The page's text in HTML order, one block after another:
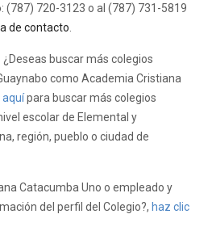
(787) 720-3123 o al (787) 731-5819
de contacto
¿Deseas buscar más colegios
como Academia Cristiana
aquípara buscar más colegios
escolar de Elemental y
región, pueblo o ciudad de
Catacumba Uno o empleado y
del perfil del Colegio?, haz clic